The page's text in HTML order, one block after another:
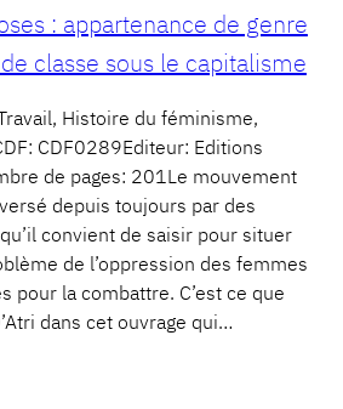
: appartenance de genre
classe sous le capitalisme
Histoire du féminisme,
CDF0289Editeur: Editions
de pages: 201Le mouvement
depuis toujours par des
convient de saisir pour situer
de l’oppression des femmes
pour la combattre. C’est ce que
dans cet ouvrage qui…